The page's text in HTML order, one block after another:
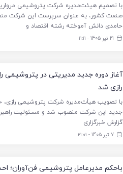
با تصمیم هیئت‌مدیره شرکت پتروشیمی
صنعت کشور، به عنوان سرپرست این شرکت
حامدی دانش آموخته رشته اقتصاد و
21 تیر 1405 - ۱۱:۱۱
آغاز دوره جدید مدیریتی در
رازی شد
جدید این شرکت منصوب شد و مسئولیت
گزارش خبرگزاری
7 تیر 1405 - ۲۱:۰۱
باحکم مدیرعامل پتروشیمی فن‌آوران؛